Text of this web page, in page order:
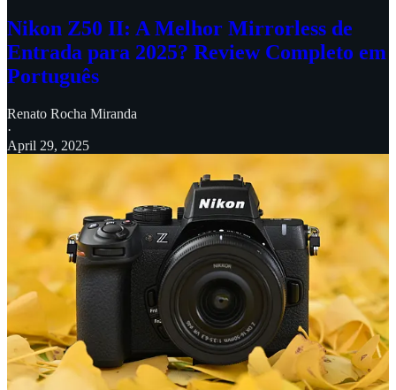
Nikon Z50 II: A Melhor Mirrorless de
Entrada para 2025? Review Completo em
Português
Renato Rocha Miranda
·
April 29, 2025